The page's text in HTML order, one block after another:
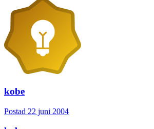
kobe
Postad 22 juni 2004